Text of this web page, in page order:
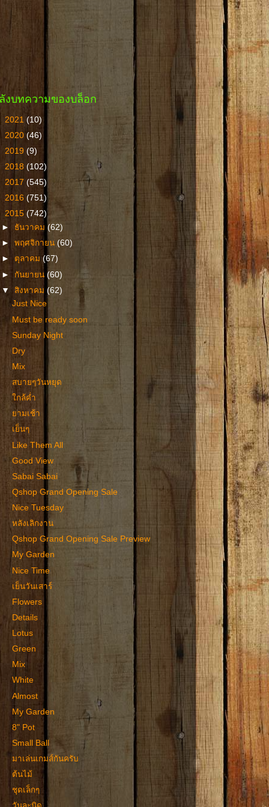
งบทความของบล็อก
2021 (10)
2020 (46)
2019 (9)
2018 (102)
2017 (545)
2016 (751)
2015 (742)
► ธันวาคม(62)
►พฤศจิกายน(60)
► ตุลาคม(67)
► กันยายน(60)
▼สิงหาคม(62)
Just Nice
Must be ready soon
Sunday Night
Dry
Mix
สบายๆวันหยุด
ใกล้ค่ำ
ยามเช้า
เย็นๆ
Like Them All
Good View
Sabai Sabai
Qshop Grand Opening Sale
Nice Tuesday
หลังเลิกงาน
Qshop Grand Opening Sale Preview
My Garden
Nice Time
เย็นวันเสาร์
Flowers
Details
Lotus
Green
Mix
White
Almost
My Garden
8" Pot
Small Ball
มาเล่นเกมส์กันครับ
ต้นไม้
ชุดเล็กๆ